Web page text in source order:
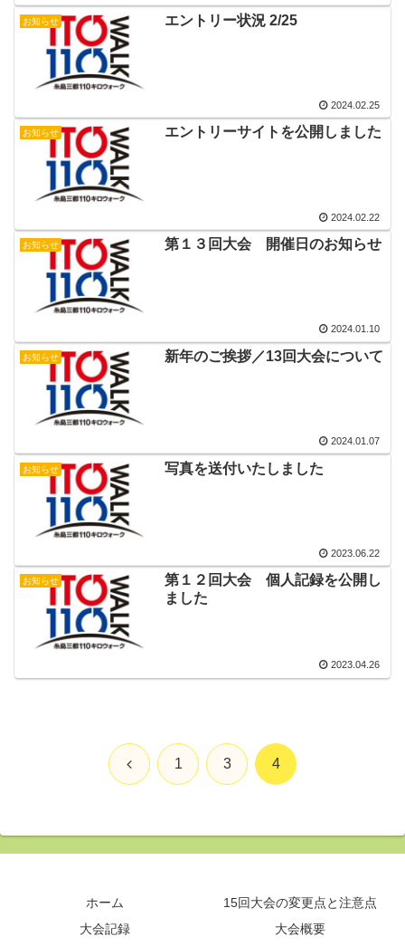
お知らせ エントリー状況 2/25
2024.02.25
お知らせ エントリーサイトを公開しました
2024.02.22
お知らせ 第１３回大会 開催日のお知らせ
2024.01.10
お知らせ 新年のご挨拶／13回大会について
2024.01.07
お知らせ 写真を送付いたしました
2023.06.22
お知らせ
第１２回大会 個人記録を公開し
ました
2023.04.26
前 1 3 4
ホーム
15回大会の変更点と注意点
大会記録
大会概要